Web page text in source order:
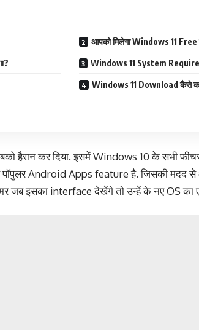
आपको मिलेगा Windows 11 Free
Windows 11 System
Windows 11 Download कैसे
कर दिया. इसमें Windows 10 के सभी
पॉपुलर Android Apps feature है. जिसकी मदद
इसका interface देखेंगे तो उन्हें के नए OS का